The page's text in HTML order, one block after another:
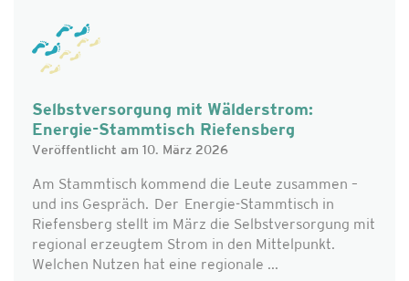
Selbstversorgung mit Wälderstrom:
Energie-Stammtisch Riefensberg
Veröffentlicht am 10. März 2026
Am Stammtisch kommend die Leute zusammen –
und ins Gespräch. Der Energie-Stammtisch in
Riefensberg stellt im März die Selbstversorgung mit
regional erzeugtem Strom in den Mittelpunkt.
Welchen Nutzen hat eine regionale ...